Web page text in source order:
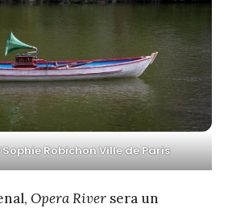
Robichon Ville de Paris
Opera River sera un